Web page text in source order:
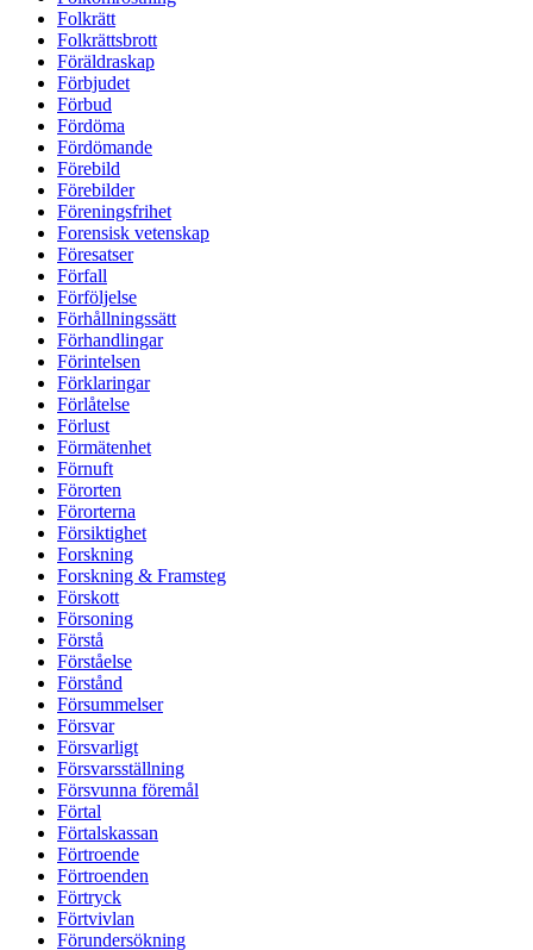
Folkrätt
Folkrättsbrott
Föräldraskap
Förbjudet
Förbud
Fördöma
Fördömande
Förebild
Förebilder
Föreningsfrihet
Forensisk vetenskap
Föresatser
Förfall
Förföljelse
Förhållningssätt
Förhandlingar
Förintelsen
Förklaringar
Förlåtelse
Förlust
Förmätenhet
Förnuft
Förorten
Förorterna
Försiktighet
Forskning
Forskning & Framsteg
Förskott
Försoning
Förstå
Förståelse
Förstånd
Försummelser
Försvar
Försvarligt
Försvarsställning
Försvunna föremål
Förtal
Förtalskassan
Förtroende
Förtroenden
Förtryck
Förtvivlan
Förundersökning